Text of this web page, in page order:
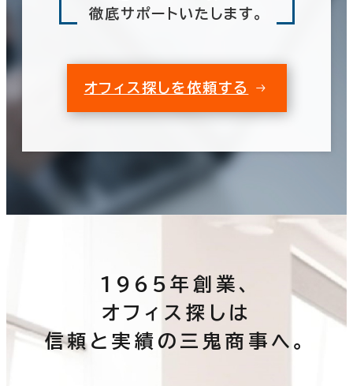
徹底サポートいたします。
オフィス探しを依頼する
1965年創業、
オフィス探しは
信頼と実績の三鬼商事へ。